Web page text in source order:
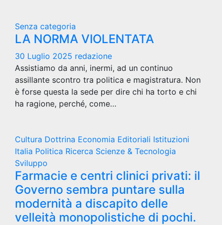
Senza categoria
LA NORMA VIOLENTATA
30 Luglio 2025 redazione
Assistiamo da anni, inermi, ad un continuo
assillante scontro tra politica e magistratura. Non
è forse questa la sede per dire chi ha torto e chi
ha ragione, perché, come…
Cultura Dottrina Economia Editoriali Istituzioni
Italia Politica Ricerca Scienze & Tecnologia
Sviluppo
Farmacie e centri clinici privati: il
Governo sembra puntare sulla
modernità a discapito delle
velleità monopolistiche di pochi.